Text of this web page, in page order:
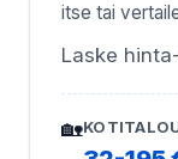
itse tai
Laske
🏡